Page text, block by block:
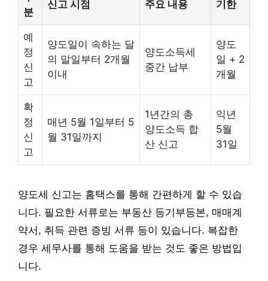
분
신고 시점 주요 내용 기한
예
정
신
고
양도일이 속하는 달
의 말일부터 2개월
이내
양도소득세
중간 납부
양도
일 + 2
개월
확
정
신
고
매년 5월 1일부터 5
월 31일까지
1년간의 총
양도소득 합
산 신고
익년
5월
31일
양도세 신고는 홈택스를 통해 간편하게 할 수 있습
니다. 필요한 서류로는 부동산 등기부등본, 매매계
약서, 취득 관련 증빙 서류 등이 있습니다. 복잡한
경우 세무사를 통해 도움을 받는 것도 좋은 방법입
니다.